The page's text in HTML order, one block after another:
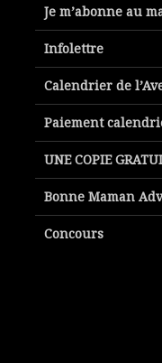
Je m’abonne au
Infolettre
Calendrier de
Paiement
UNE COPIE
Bonne Maman
Concours